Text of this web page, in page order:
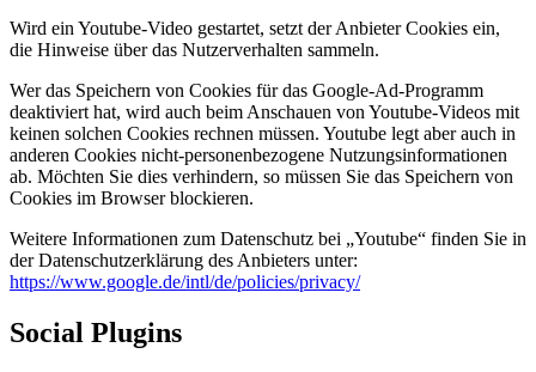
Wird ein Youtube-Video gestartet, setzt der Anbieter Cookies ein,
die Hinweise über das Nutzerverhalten sammeln.
Wer das Speichern von Cookies für das Google-Ad-Programm
deaktiviert hat, wird auch beim Anschauen von Youtube-Videos mit
keinen solchen Cookies rechnen müssen. Youtube legt aber auch in
anderen Cookies nicht-personenbezogene Nutzungsinformationen
ab. Möchten Sie dies verhindern, so müssen Sie das Speichern von
Cookies im Browser blockieren.
Weitere Informationen zum Datenschutz bei „Youtube“ finden Sie in
der Datenschutzerklärung des Anbieters unter:
https://www.google.de/intl/de/policies/privacy/
Social Plugins